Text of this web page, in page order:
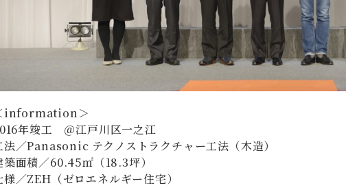
information＞
年竣工 ＠江戸川区一之江
法／Panasonic テクノストラクチャー工法（木造）
築面積／60.45㎡（18.3坪）
様／ZEH（ゼロエネルギー住宅）